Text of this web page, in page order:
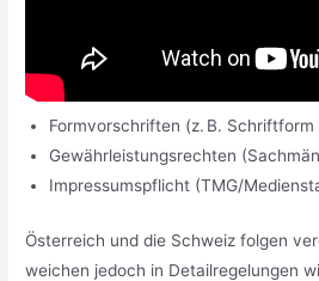
Formvorschriften (z. B. Schriftform
Gewährleistungsrechten
Impressumspflicht (TMG/
Österreich und die Schweiz folgen
weichen jedoch in Detailregelungen